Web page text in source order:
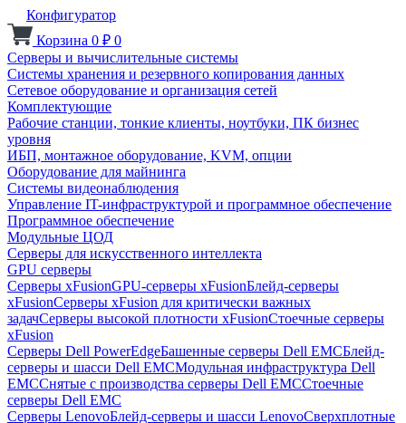
Конфигуратор
Корзина 0 ₽ 0
Серверы и вычислительные системы
Системы хранения и резервного копирования данных
Сетевое оборудование и организация сетей
Комплектующие
Рабочие станции, тонкие клиенты, ноутбуки, ПК бизнес
уровня
ИБП, монтажное оборудование, KVM, опции
Оборудование для майнинга
Системы видеонаблюдения
Управление IT-инфраструктурой и программное обеспечение
Программное обеспечение
Модульные ЦОД
Серверы для искусственного интеллекта
GPU серверы
Серверы xFusionGPU-серверы xFusionБлейд-серверы
xFusionСерверы xFusion для критически важных
задачСерверы высокой плотности xFusionСтоечные серверы
xFusion
Серверы Dell PowerEdgeБашенные серверы Dell EMCБлейд-
серверы и шасси Dell EMCМодульная инфраструктура Dell
EMCСнятые с производства серверы Dell EMCСтоечные
серверы Dell EMC
Серверы LenovoБлейд-серверы и шасси LenovoСверхплотные